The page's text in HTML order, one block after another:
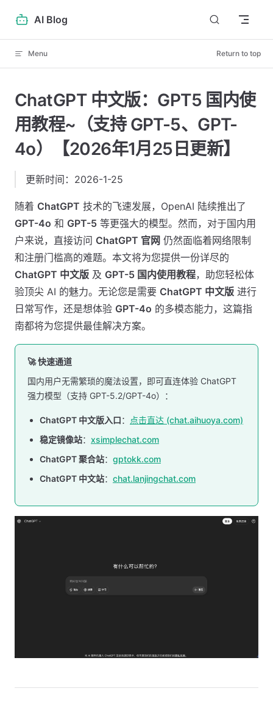
Skip to content
AI Blog
Menu Return to top
ChatGPT 中文版：GPT5 国内使
用教程~（支持 GPT-5、GPT-
4o）【2026年1月25日更新】
更新时间：2026-1-25
随着 ChatGPT 技术的飞速发展，OpenAI 陆续推出了
GPT-4o 和 GPT-5 等更强大的模型。然而，对于国内用
户来说，直接访问 ChatGPT 官网 仍然面临着网络限制
和注册门槛高的难题。本文将为您提供一份详尽的
ChatGPT 中文版 及 GPT-5 国内使用教程，助您轻松体
验顶尖 AI 的魅力。无论您是需要 ChatGPT 中文版 进行
日常写作，还是想体验 GPT-4o 的多模态能力，这篇指
南都将为您提供最佳解决方案。
🚀 快速通道
国内用户无需繁琐的魔法设置，即可直连体验 ChatGPT
强力模型（支持 GPT-5.2/GPT-4o）：
ChatGPT 中文版入口：
点击直达 (chat.aihuoya.com)
稳定镜像站： xsimplechat.com
ChatGPT 聚合站： gptokk.com
ChatGPT 中文站： chat.lanjingchat.com